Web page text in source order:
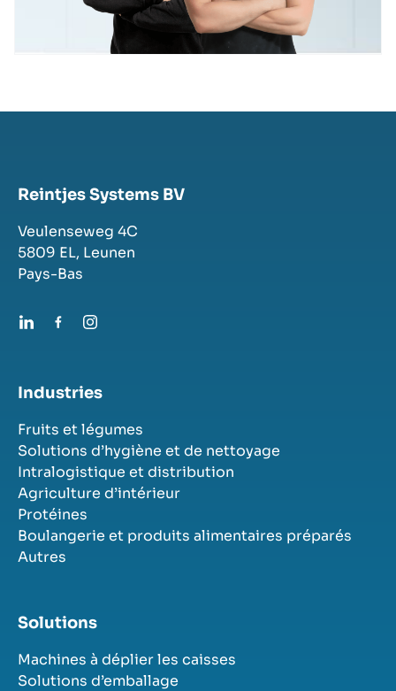
Reintjes Systems BV
Veulenseweg 4C
5809 EL, Leunen
Pays-Bas
Industries
Fruits et légumes
Solutions d’hygiène et de nettoyage
Intralogistique et distribution
Agriculture d’intérieur
Protéines
Boulangerie et produits alimentaires préparés
Autres
Solutions
Machines à déplier les caisses
Solutions d’emballage